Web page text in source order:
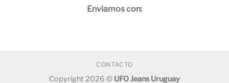
Enviamos con:
CONTACTO
Copyright 2026 © UFO Jeans Uruguay